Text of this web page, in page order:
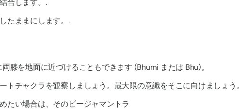
合します。.
たままにします。.
膝を地面に近づけることもできます (Bhumi または Bhu)。
トチャクラを観察しましょう。最大限の意識をそこに向けましょう。
たい場合は、そのビージャマントラ